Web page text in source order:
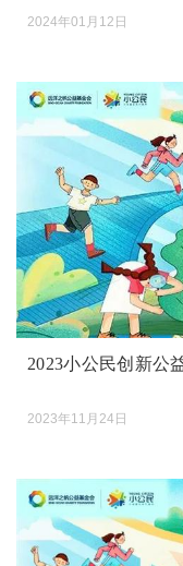
2024年01月12日
2023小公民创新公
2023年11月24日